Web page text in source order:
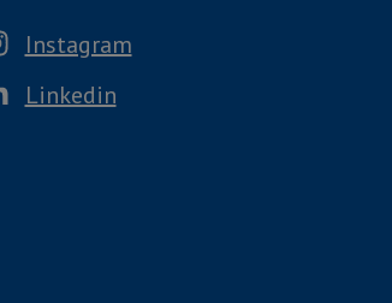
Instagram
Linkedin